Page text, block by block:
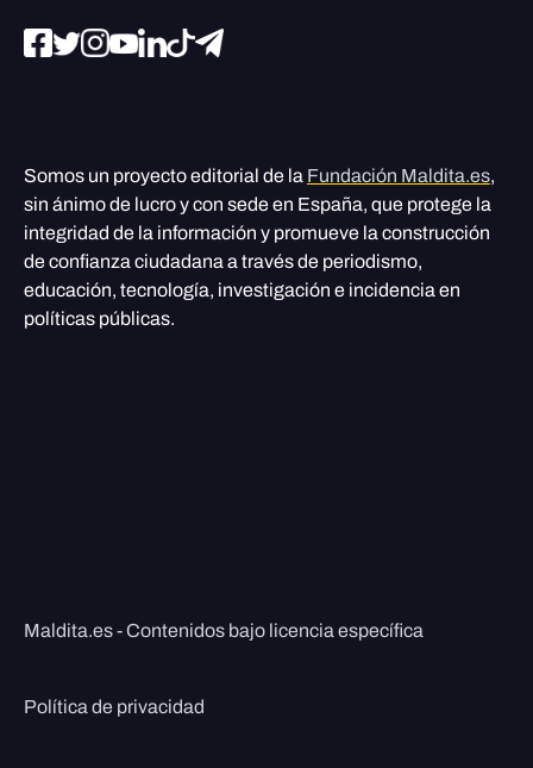
Somos un proyecto editorial de la Fundación Maldita.es,
sin ánimo de lucro y con sede en España, que protege la
integridad de la información y promueve la construcción
de confianza ciudadana a través de periodismo,
educación, tecnología, investigación e incidencia en
políticas públicas.
Maldita.es - Contenidos bajo licencia específica
Política de privacidad